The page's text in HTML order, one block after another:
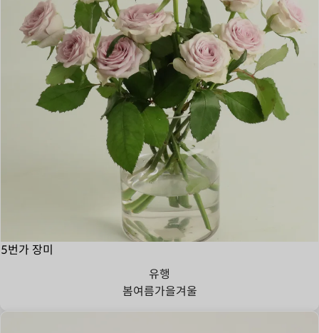
5번가 장미
유행
봄여름가을겨울